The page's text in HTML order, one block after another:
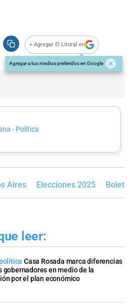
+ Agregar El Litoral en
Agregar a tus medios preferidos en Google
- Política
Aires Elecciones 2025 Boleta
leer:
Casa Rosada marca diferencias
gobernadores en medio de la
por el plan económico